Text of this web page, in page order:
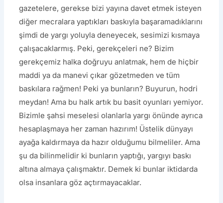
gazetelere, gerekse bizi yayına davet etmek isteyen
diğer mecralara yaptıkları baskıyla başaramadıklarını
şimdi de yargı yoluyla deneyecek, sesimizi kısmaya
çalışacaklarmış. Peki, gerekçeleri ne? Bizim
gerekçemiz halka doğruyu anlatmak, hem de hiçbir
maddi ya da manevi çıkar gözetmeden ve tüm
baskılara rağmen! Peki ya bunların? Buyurun, hodri
meydan! Ama bu halk artık bu basit oyunları yemiyor.
Bizimle şahsi meselesi olanlarla yargı önünde ayrıca
hesaplaşmaya her zaman hazırım! Üstelik dünyayı
ayağa kaldırmaya da hazır olduğumu bilmeliler. Ama
şu da bilinmelidir ki bunların yaptığı, yargıyı baskı
altına almaya çalışmaktır. Demek ki bunlar iktidarda
olsa insanlara göz açtırmayacaklar.